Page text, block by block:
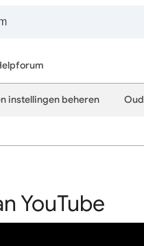
instellingen beheren
YouTube